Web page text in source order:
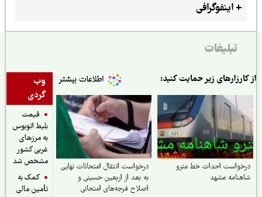
+ اینفوگرافی
تبلیغات
وب
گردی
قیمت
بلیط اتوبوس
به مرزهای
غربی کشور
مشخص شد
کمک به
تأمین مالی
زیر حمایت کنید:
احداث خط مترو
مشهد
درخواست انتقال امتحانات نهایی
به بعد از اربعین حسینی و
اصلاح فرجه‌های امتحانی